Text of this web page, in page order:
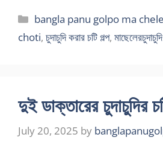
Categories
bangla panu golpo ma chele
choti, চুদাচুদি করার চটি গল্প, মাছেলেরচুদাচুদি
দুই ডাক্তারের চুদাচুদির
July 20, 2025 by